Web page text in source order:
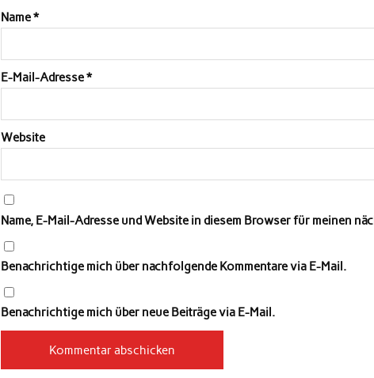
Name*
E-Mail-Adresse*
Website
Name, E-Mail-Adresse und Website in diesem Browser für meinen
Benachrichtige mich über nachfolgende Kommentare via E-Mail.
Benachrichtige mich über neue Beiträge via E-Mail.